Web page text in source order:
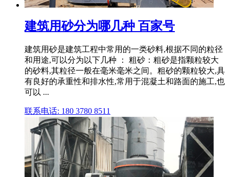
建筑用砂分为哪几种 百家号
建筑用砂是建筑工程中常用的一类砂料,根据不同的粒径
和用途,可以分为以下几种 ： 粗砂：粗砂是指颗粒较大
的砂料,其粒径一般在毫米毫米之间。粗砂的颗粒较大,具
有良好的承重性和排水性,常用于混凝土和路面的施工,也
可以 ...
联系电话: 180 3780 8511